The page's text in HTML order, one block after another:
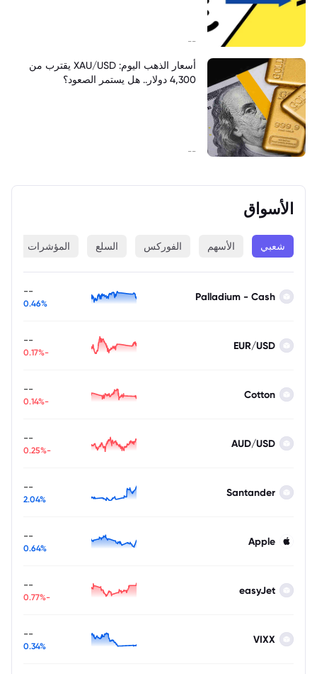
الأسواق
شعبي الأسهم الفوركس السلع المؤشرات
Palladium - Cash
--
0.46%
EUR/USD
--
-0.17%
Cotton
--
-0.14%
AUD/USD
--
-0.25%
Santander
--
2.04%
Apple
--
0.64%
easyJet
--
-0.77%
VIXX
--
0.34%
--
أسعار الذهب اليوم: XAU/USD يقترب من
4,300 دولار.. هل يستمر الصعود؟
--